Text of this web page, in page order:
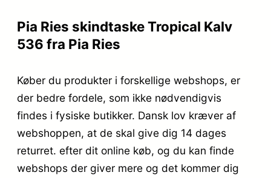
Pia Ries skindtaske Tropical Kalv
536 fra Pia Ries
Køber du produkter i forskellige webshops, er
der bedre fordele, som ikke nødvendigvis
findes i fysiske butikker. Dansk lov kræver af
webshoppen, at de skal give dig 14 dages
returret. efter dit online køb, og du kan finde
webshops der giver mere og det kommer dig